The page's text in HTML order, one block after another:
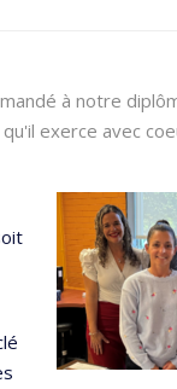
à notre
exerce avec